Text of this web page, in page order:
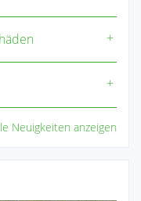
Neuigkeiten anzeigen